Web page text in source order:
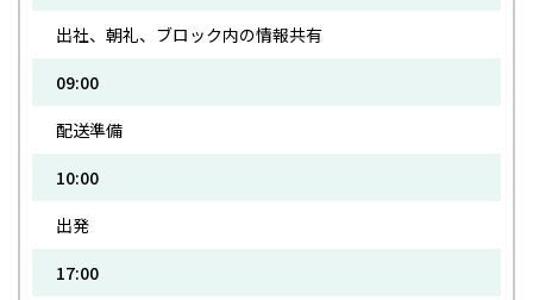
出社、朝礼、ブロック内の情報共有
09:00
配送準備
10:00
出発
17:00